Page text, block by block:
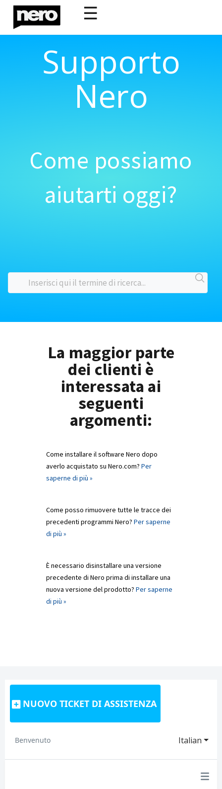
☰
Supporto
Nero
Come possiamo
aiutarti oggi?
La maggior parte
dei clienti è
interessata ai
seguenti
argomenti:
Come installare il software Nero dopo
averlo acquistato su Nero.com? Per
saperne di più »
Come posso rimuovere tutte le tracce dei
precedenti programmi Nero? Per saperne
di più »
È necessario disinstallare una versione
precedente di Nero prima di installare una
nuova versione del prodotto? Per saperne
di più »
NUOVO TICKET DI ASSISTENZA
Italian
Benvenuto